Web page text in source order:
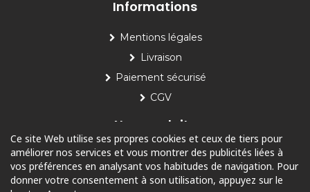
Informations
Mentions légales
Livraison
Paiement sécurisé
CGV
Nos produits
Piscine
Jardin
Ce site Web utilise ses propres cookies et ceux de tiers pour
améliorer nos services et vous montrer des publicités liées à
vos préférences en analysant vos habitudes de navigation. Pour
donner votre consentement à son utilisation, appuyez sur le